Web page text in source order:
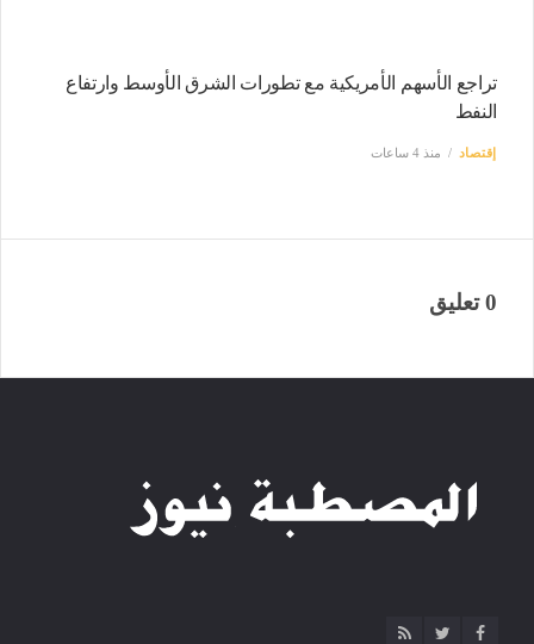
تراجع الأسهم الأمريكية مع تطورات الشرق الأوسط وارتفاع
النفط
إقتصاد منذ 4 ساعات
0 تعليق